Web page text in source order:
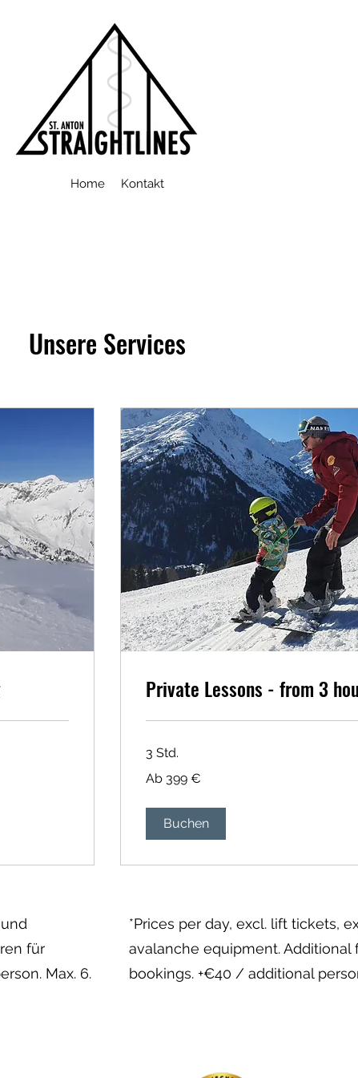
Home Kontakt
Unsere Services
Private Lessons - from 3
3 Std.
399
Ab 399 €
Buchen
für
Max. 6.
*Prices per day, excl. lift tickets,
avalanche equipment.
bookings. +€40 / additional